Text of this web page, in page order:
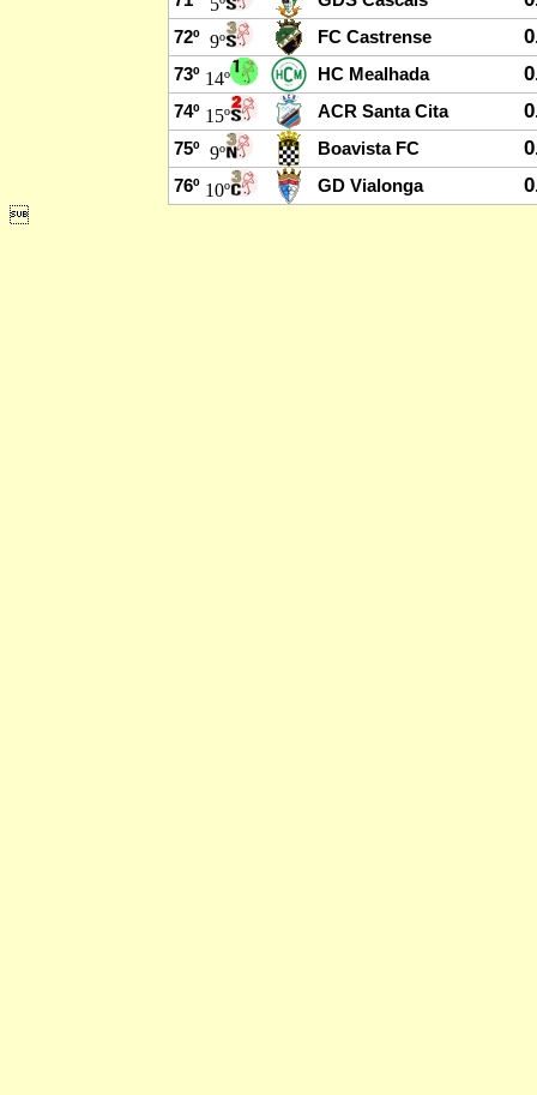
5º
72º 9º FC Castrense
73º 14º HC Mealhada
74º 15º ACR Santa Cita
75º 9º Boavista FC
76º 10º GD Vialonga
